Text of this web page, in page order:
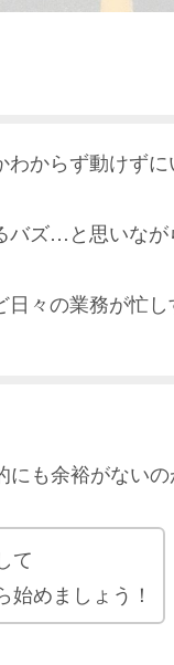
からず動けずに
ズ…と思いなが
々の業務が忙
も余裕がないの
て
始めましょう！